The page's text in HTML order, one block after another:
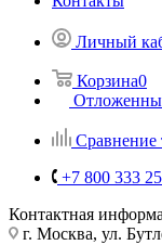
Личный
Корзина0
Сравнение
+7 800 333
Контактная
г. Москва, ул.